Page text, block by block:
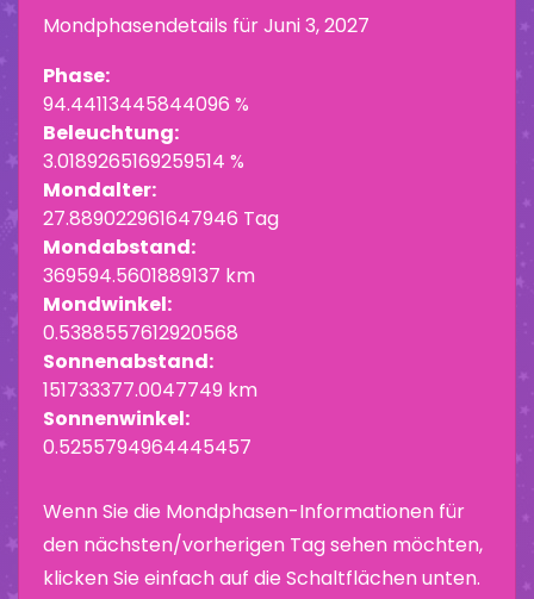
Mondphasendetails fürJuni 3, 2027
Phase:
94.44113445844096 %
Beleuchtung:
3.0189265169259514 %
Mondalter:
27.889022961647946 Tag
Mondabstand:
369594.5601889137 km
Mondwinkel:
0.5388557612920568
Sonnenabstand:
151733377.0047749 km
Sonnenwinkel:
0.5255794964445457
Wenn Sie die Mondphasen-Informationen für
den nächsten/vorherigen Tag sehen möchten,
klicken Sie einfach auf die Schaltflächen unten.